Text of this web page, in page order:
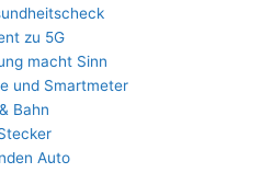
zu 5G
macht Sinn
und Smartmeter
Bahn
Auto